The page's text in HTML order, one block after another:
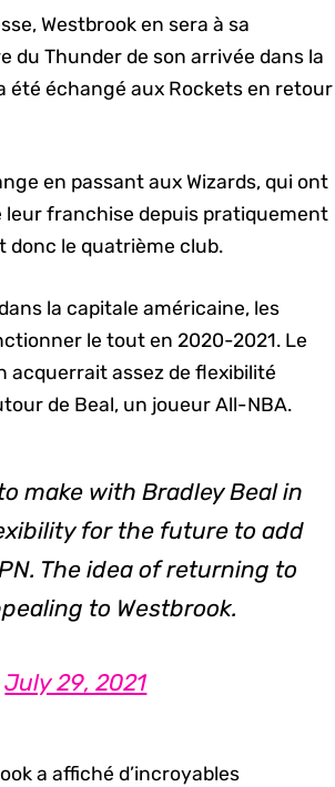
Westbrook en sera à sa
du Thunder de son arrivée dans la
été échangé aux Rockets en retour
en passant aux Wizards, qui ont
leur franchise depuis pratiquement
donc le quatrième club.
la capitale américaine, les
le tout en 2020-2021. Le
acquerrait assez de flexibilité
de Beal, un joueur All-NBA.
make with Bradley Beal in
for the future to add
The idea of returning to
to Westbrook.
July 29, 2021
a affiché d’incroyables